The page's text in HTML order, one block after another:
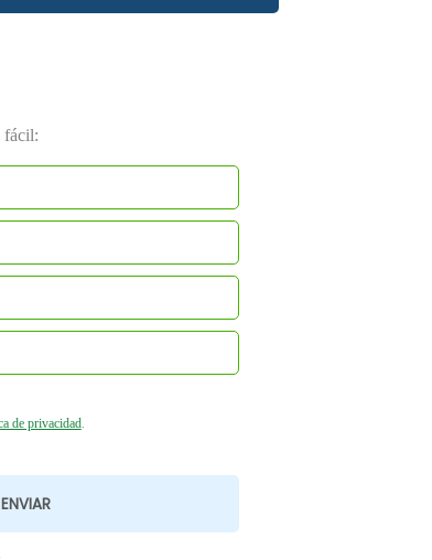
fácil:
de privacidad.